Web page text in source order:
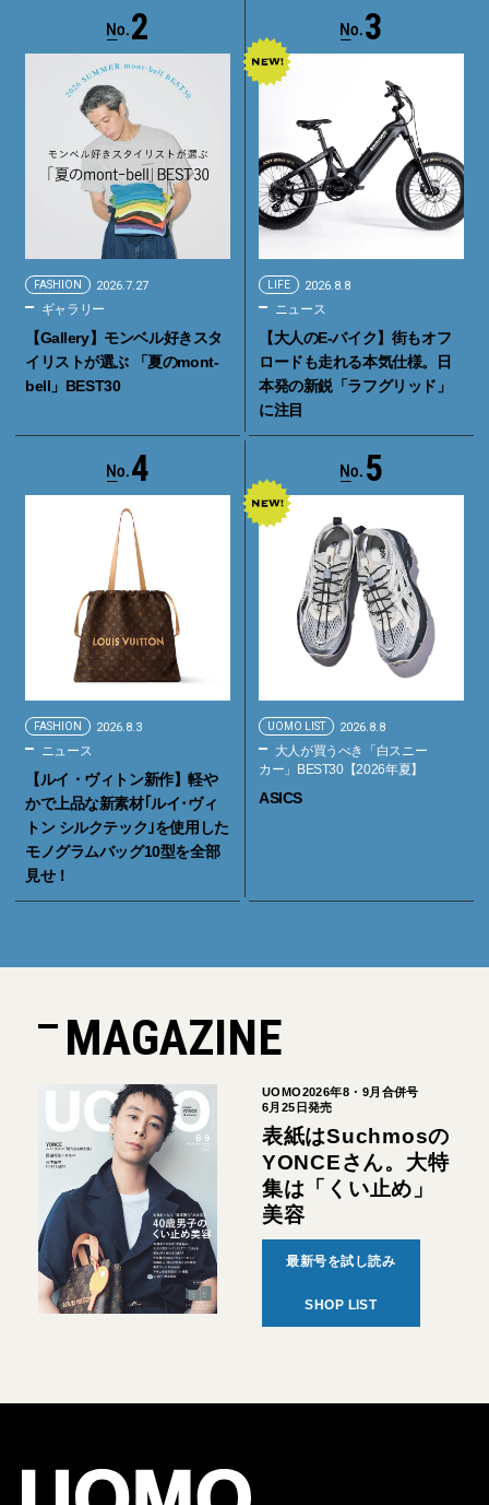
2
FASHION 2026.7.27
ギャラリー
【Gallery】モンベル好きスタ
イリストが選ぶ 「夏のmont-
bell」BEST30
3
LIFE 2026.8.8
ニュース
【大人のE-バイク】街もオフ
ロードも走れる本気仕様。日
本発の新鋭「ラフグリッド」
に注目
4
FASHION 2026.8.3
ニュース
【ルイ・ヴィトン新作】軽や
かで上品な新素材｢ルイ･ヴィ
トン シルクテック｣を使用した
モノグラムバッグ10型を全部
見せ！
5
UOMO LIST 2026.8.8
大人が買うべき「白スニー
カー」BEST30【2026年夏】
ASICS
MAGAZINE
UOMO2026年8・9月合併号
6月25日発売
表紙はSuchmosの
YONCEさん。大特
集は「くい止め」
美容
最新号を試し読み
SHOP LIST